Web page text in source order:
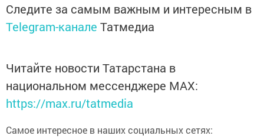
Следите за самым важным и интересным в
Telegram-канале Татмедиа
Читайте новости Татарстана в
национальном мессенджере MАХ:
https://max.ru/tatmedia
Самое интересное в наших социальных сетях: